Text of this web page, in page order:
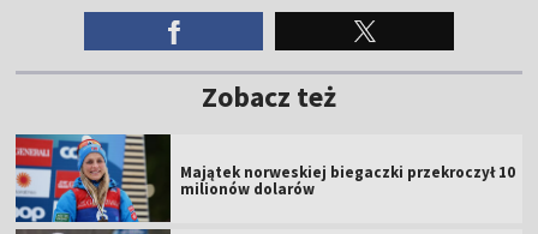
Zobacz też
Majątek norweskiej biegaczki przekroczył 10
milionów dolarów